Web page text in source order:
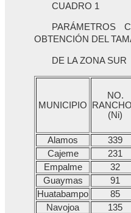
CUADRO 1
PARÁMETROS
OBTENCIÓN DEL
DE LA ZONA SUR
MUNICIPIO
NO.
(Ni)
Alamos 339
Cajeme
231
Empalme
32
Guaymas
91
Huatabampo
85
Navojoa
135